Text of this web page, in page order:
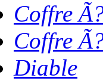
Coffre
Coffre
Diable